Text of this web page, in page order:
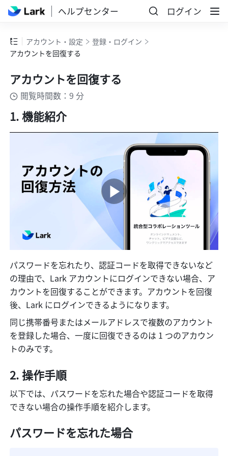
ヘルプセンター ログイン
アカウント・設定
登録・ログイン
アカウントを回復する
アカウントを回復する
閲覧時間数：9 分
機能紹介
パスワードを忘れたり、認証コードを取得できないなど
の理由で、Lark アカウントにログインできない場合、ア
カウントを回復することができます。アカウントを回復
後、Lark にログインできるようになります。
同じ携帯番号またはメールアドレスで複数のアカウント
を登録した場合、一度に回復できるのは 1 つのアカウン
トのみです。
操作手順
以下では、パスワードを忘れた場合や認証コードを取得
できない場合の操作手順を紹介します。
パスワードを忘れた場合